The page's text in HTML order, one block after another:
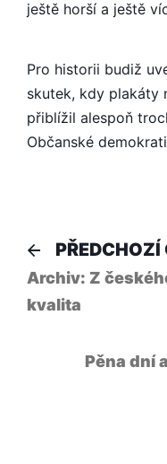
ještě horší a ještě
Pro historii budiž
skutek, kdy plakáty
přiblížil alespoň
Občanské
Navigace
pro
příspěvek
PŘEDCHOZÍ
Archiv: Z
kvalita
Pěna dní